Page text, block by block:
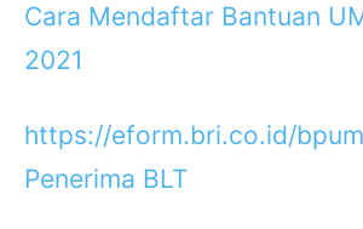
Cara Mendaftar Bantuan
2021
https://eform.bri.co.id/
Penerima BLT